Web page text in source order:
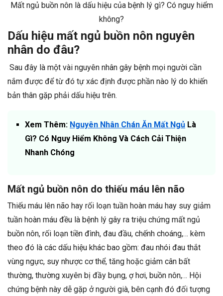
Mất ngủ buồn nôn là dấu hiệu của bệnh lý gì? Có nguy hiểm
không?
Dấu hiệu mất ngủ buồn nôn nguyên
nhân do đâu?
Sau đây là một vài nguyên nhân gây bệnh mọi người cần
nắm được để từ đó tự xác định được phần nào lý do khiến
bản thân gặp phải dấu hiệu trên.
Xem Thêm: Nguyên Nhân Chán Ăn Mất Ngủ Là
Gì? Có Nguy Hiểm Không Và Cách Cải Thiện
Nhanh Chóng
Mất ngủ buồn nôn do thiếu máu lên não
Thiếu máu lên não hay rối loạn tuần hoàn máu hay suy giảm
tuần hoàn máu đều là bệnh lý gây ra triệu chứng mất ngủ
buồn nôn, rối loạn tiền đình, đau đầu, chếnh choáng,… kèm
theo đó là các dấu hiệu khác bao gồm: đau nhói đau thắt
vùng ngực, suy nhược cơ thể, tăng hoặc giảm cân bất
thường, thường xuyên bị đầy bụng, ợ hơi, buồn nôn,… Hội
chứng bệnh này dễ gặp ở người già, bên cạnh đó đối tượng